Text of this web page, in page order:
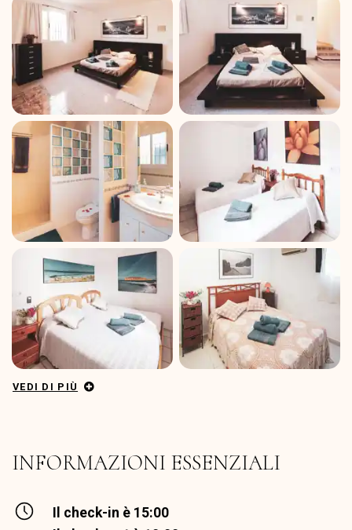
VEDI DI PIÙ
INFORMAZIONI ESSENZIALI
Il check-in è 15:00